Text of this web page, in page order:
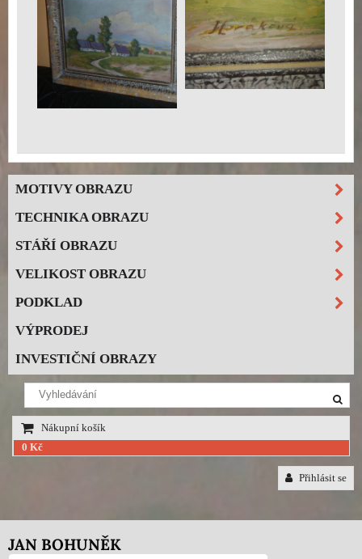
MOTIVY OBRAZU
TECHNIKA OBRAZU
STÁŘÍ OBRAZU
VELIKOST OBRAZU
PODKLAD
VÝPRODEJ
INVESTIČNÍ OBRAZY
Nákupní košík
0 Kč
Přihlásit se
JAN BOHUNĚK